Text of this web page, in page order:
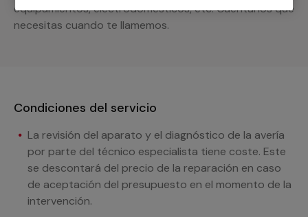
equipamientos, electrodomésticos, etc. Cuéntanos que
necesitas cuando te llamemos.
Condiciones del servicio
La revisión del aparato y el diagnóstico de la avería
por parte del técnico especialista tiene coste. Este
se descontará del precio de la reparación en caso
de aceptación del presupuesto en el momento de la
intervención.